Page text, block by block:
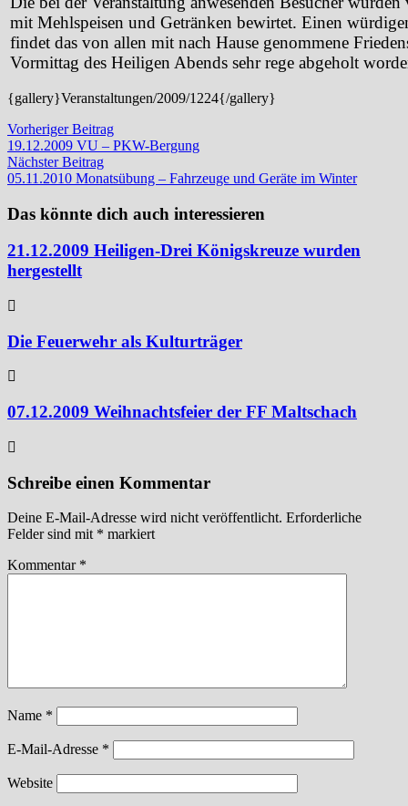
mit Mehlspeisen und Getränken bewirtet. Einen
findet das von allen mit nach Hause genommene
Vormittag des Heiligen Abends sehr rege abgeholt
{gallery}Veranstaltungen/2009/1224{/gallery}
Beitragsnavigation
Vorheriger BeitragVorheriger
Beitrag:
19.12.2009 VU – PKW-Bergung
Nächster BeitragNächster
Beitrag:
05.11.2010 Monatsübung – Fahrzeuge und Geräte im Winter
Das könnte dich auch interessieren
21.12.2009 Heiligen-Drei Königskreuze wurden
hergestellt
Die Feuerwehr als Kulturträger
07.12.2009 Weihnachtsfeier der FF Maltschach
Schreibe einen Kommentar
Deine E-Mail-Adresse wird nicht veröffentlicht. Erforderliche
Felder sind mit * markiert
Kommentar *
Name *
E-Mail-Adresse *
Website